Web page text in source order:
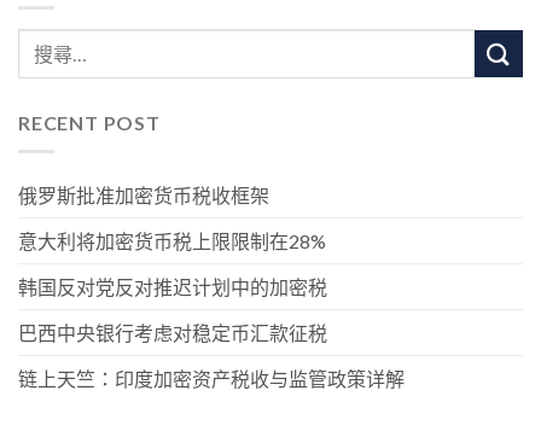
RECENT POST
俄罗斯批准加密货币税收框架
意大利将加密货币税上限限制在28%
韩国反对党反对推迟计划中的加密税
巴西中央银行考虑对稳定币汇款征税
链上天竺：印度加密资产税收与监管政策详解